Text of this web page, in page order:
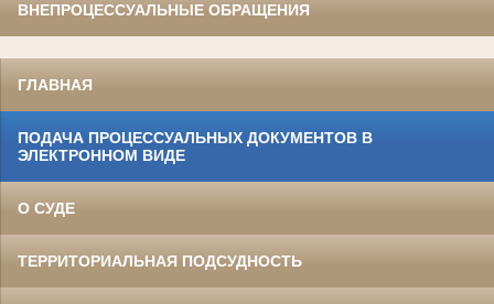
ВНЕПРОЦЕССУАЛЬНЫЕ ОБРАЩЕНИЯ
ГЛАВНАЯ
ПОДАЧА ПРОЦЕССУАЛЬНЫХ ДОКУМЕНТОВ В
ЭЛЕКТРОННОМ ВИДЕ
О СУДЕ
ТЕРРИТОРИАЛЬНАЯ ПОДСУДНОСТЬ